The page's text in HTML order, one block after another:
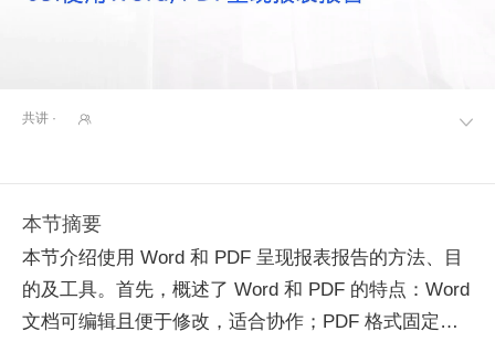

共讲 · 
本节摘要
本节介绍使用 Word 和 PDF 呈现报表报告的方法、目
的及工具。首先，概述了 Word 和 PDF 的特点：Word
文档可编辑且便于修改，适合协作；PDF 格式固定，